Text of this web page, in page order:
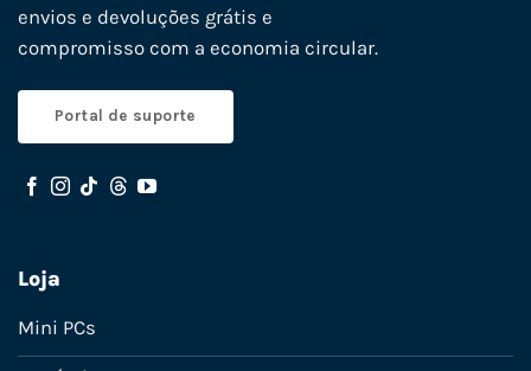
envios e devoluções grátis e
compromisso com a economia circular.
Portal de suporte
Loja
Mini PCs